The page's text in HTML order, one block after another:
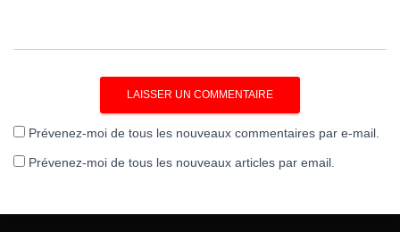
Prévenez-moi de tous les nouveaux commentaires par e-mail.
Prévenez-moi de tous les nouveaux articles par email.